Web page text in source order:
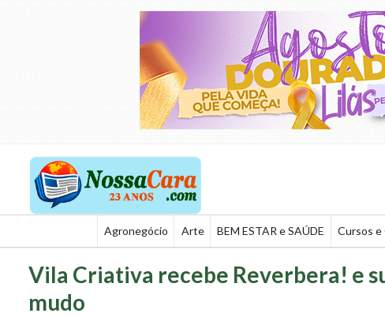
Agronegócio Arte BEM ESTAR e SAÚDE Cursos e
Vila Criativa recebe Reverbera! e
mudo